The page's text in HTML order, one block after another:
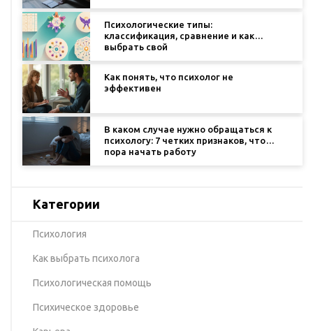
Психологические типы:
классификация, сравнение и как
выбрать свой
Как понять, что психолог не
эффективен
В каком случае нужно обращаться к
психологу: 7 четких признаков, что
пора начать работу
Категории
Психология
Как выбрать психолога
Психологическая помощь
Психическое здоровье